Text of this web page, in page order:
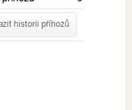
historii příhozů